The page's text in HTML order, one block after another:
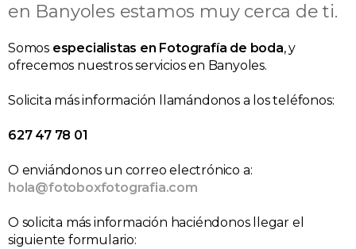
en Banyoles estamos muy cerca de ti.
Somos especialistas en Fotografía de boda, y
ofrecemos nuestros servicios en Banyoles.
Solicita más información llamándonos a los teléfonos:
627 47 78 01
O enviándonos un correo electrónico a:
hola@fotoboxfotografia.com
O solicita más información haciéndonos llegar el
siguiente formulario: